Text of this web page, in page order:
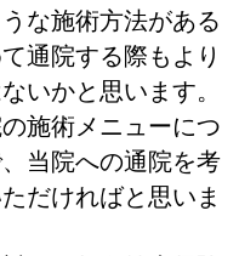
な施術方法がある
通院する際もより
いかと思います。
施術メニューにつ
当院への通院を考
だければと思いま